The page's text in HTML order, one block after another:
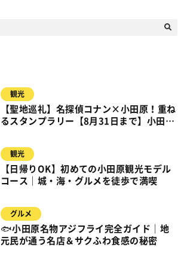
観光
【聖地巡礼】名探偵コナン×小田原！重ね
るスタンプラリー【8月31日まで】小田
観光
【日帰りOK】初めての小田原観光モデル
コース｜城・海・グルメを徒歩で満喫
グルメ
🐟小田原名物アジフライ完全ガイド｜地
元民が通う名店＆サクふわ食感の秘密